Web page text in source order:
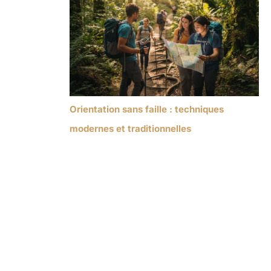
Orientation sans faille : techniques
modernes et traditionnelles